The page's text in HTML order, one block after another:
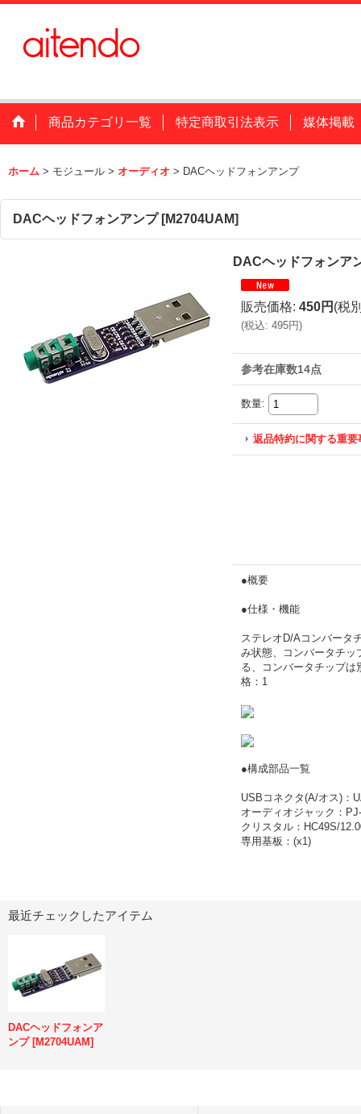
商品カテゴリ一覧 特定商取引法表示 媒体掲載
ホーム > モジュール > オーディオ > DACヘッドフォンアンプ
DACヘッドフォンアンプ [M2704UAM]
DACヘッドフォンア
販売価格: 450円 (税
(税込: 495円)
参考在庫数14点
数量:
返品特約に関する重要
●概要
●仕様・機能
ステレオD/Aコンバータ
み状態、コンバータチッ
る、コンバータチップ
格：1
●構成部品一覧
USBコネクタ(A/オス)：
オーディオジャック：
クリスタル：HC49S/
専用基板：(x1)
最近チェックしたアイテム
DACヘッドフォンア
ンプ [M2704UAM]